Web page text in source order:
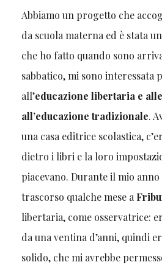
Abbiamo un progetto che
da scuola materna ed è stata
che ho fatto quando sono
sabbatico, mi sono interessata
all’educazione libertaria e
all’educazione tradizionale.
una casa editrice scolastica,
dietro i libri e la loro
piacevano. Durante il mio anno
trascorso qualche mese a
libertaria, come osservatrice:
da una ventina d’anni, quindi
solido, che mi avrebbe